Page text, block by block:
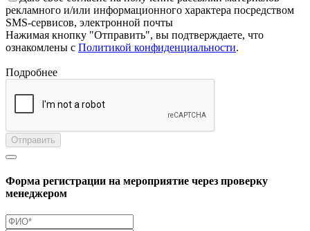
рекламного и/или информационного характера посредством
SMS-сервисов, электронной почты
Нажимая кнопку "Отправить", вы подтверждаете, что
ознакомлены с Политикой конфиденциальности.
Подробнее
Отправить
Форма регистрации на мероприятие через проверку
менеджером